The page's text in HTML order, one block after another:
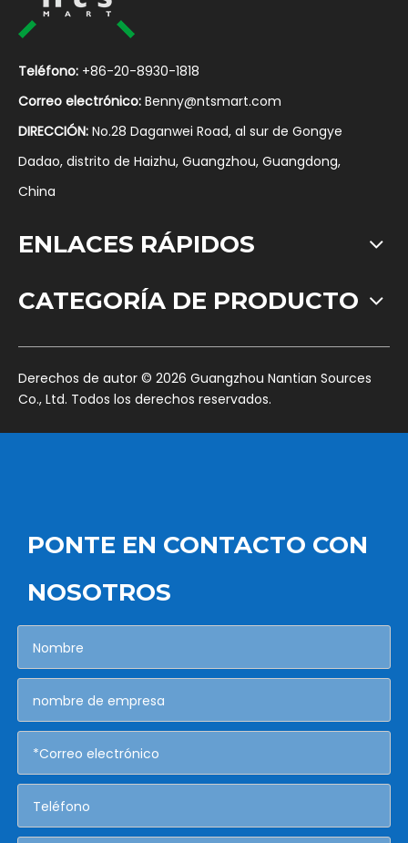
Teléfono: +86-20-8930-1818
Correo electrónico: Benny@ntsmart.com
DIRECCIÓN: No.28 Daganwei Road, al sur de Gongye
Dadao, distrito de Haizhu, Guangzhou, Guangdong,
China
ENLACES RÁPIDOS
CATEGORÍA DE PRODUCTO
​Derechos de autor © 2026 Guangzhou Nantian Sources
Co., Ltd. Todos los derechos reservados.
PONTE EN CONTACTO CON
NOSOTROS